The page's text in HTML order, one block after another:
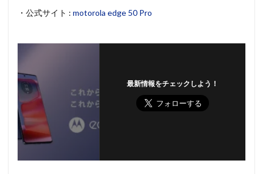
・公式サイト : motorola edge 50 Pro
最新情報をチェックしよう！